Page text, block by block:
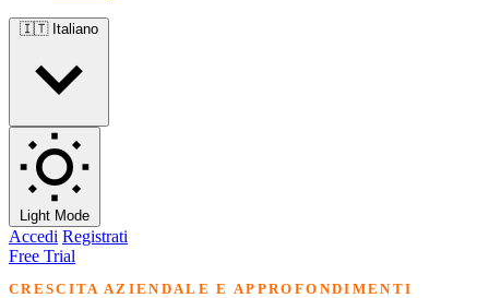
🇮🇹 Italiano
Light Mode
Accedi Registrati
Free Trial
CRESCITA AZIENDALE E APPROFONDIMENTI